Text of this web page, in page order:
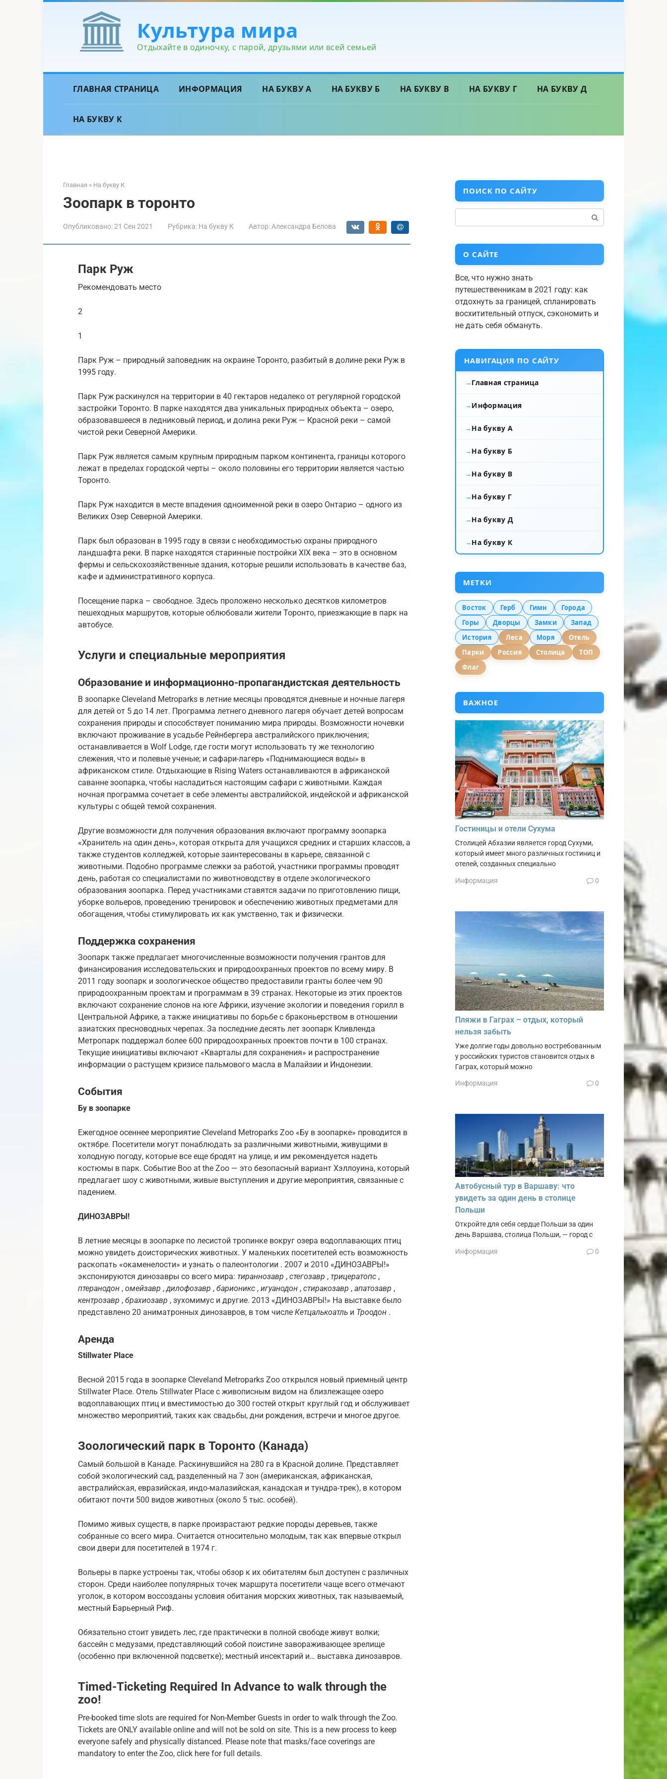
Культура мира
Отдыхайте в одиночку, с парой, друзьями или всей семьей
ГЛАВНАЯ СТРАНИЦА ИНФОРМАЦИЯ НА БУКВУ А НА БУКВУ Б НА БУКВУ В НА БУКВУ Г НА БУКВУ Д
НА БУКВУ К
Главная » На букву К
Зоопарк в торонто
Опубликовано:21 Сен 2021 Рубрика: На букву К Автор: Александра Белова
Парк Руж
Рекомендовать место
2
1
Парк Руж – природный заповедник на окраине Торонто, разбитый в долине реки Руж в
1995 году.
Парк Руж раскинулся на территории в 40 гектаров недалеко от регулярной городской
застройки Торонто. В парке находятся два уникальных природных объекта – озеро,
образовавшееся в ледниковый период, и долина реки Руж — Красной реки – самой
чистой реки Северной Америки.
Парк Руж является самым крупным природным парком континента, границы которого
лежат в пределах городской черты – около половины его территории является частью
Торонто.
Парк Руж находится в месте впадения одноименной реки в озеро Онтарио – одного из
Великих Озер Северной Америки.
Парк был образован в 1995 году в связи с необходимостью охраны природного
ландшафта реки. В парке находятся старинные постройки XIX века – это в основном
фермы и сельскохозяйственные здания, которые решили использовать в качестве баз,
кафе и административного корпуса.
Посещение парка – свободное. Здесь проложено несколько десятков километров
пешеходных маршрутов, которые облюбовали жители Торонто, приезжающие в парк на
автобусе.
Услуги и специальные мероприятия
Образование и информационно-пропагандистская деятельность
В зоопарке Cleveland Metroparks в летние месяцы проводятся дневные и ночные лагеря
для детей от 5 до 14 лет. Программа летнего дневного лагеря обучает детей вопросам
сохранения природы и способствует пониманию мира природы. Возможности ночевки
включают проживание в усадьбе Рейнбергера австралийского приключения;
останавливается в Wolf Lodge, где гости могут использовать ту же технологию
слежения, что и полевые ученые; и сафари-лагерь «Поднимающиеся воды» в
африканском стиле. Отдыхающие в Rising Waters останавливаются в африканской
саванне зоопарка, чтобы насладиться настоящим сафари с животными. Каждая
ночная программа сочетает в себе элементы австралийской, индейской и африканской
культуры с общей темой сохранения.
Другие возможности для получения образования включают программу зоопарка
«Хранитель на один день», которая открыта для учащихся средних и старших классов, а
также студентов колледжей, которые заинтересованы в карьере, связанной с
животными. Подобно программе слежки за работой, участники программы проводят
день, работая со специалистами по животноводству в отделе экологического
образования зоопарка. Перед участниками ставятся задачи по приготовлению пищи,
уборке вольеров, проведению тренировок и обеспечению животных предметами для
обогащения, чтобы стимулировать их как умственно, так и физически.
Поддержка сохранения
Зоопарк также предлагает многочисленные возможности получения грантов для
финансирования исследовательских и природоохранных проектов по всему миру. В
2011 году зоопарк и зоологическое общество предоставили гранты более чем 90
природоохранным проектам и программам в 39 странах. Некоторые из этих проектов
включают сохранение слонов на юге Африки, изучение экологии и поведения горилл в
Центральной Африке, а также инициативы по борьбе с браконьерством в отношении
азиатских пресноводных черепах. За последние десять лет зоопарк Кливленда
Метропарк поддержал более 600 природоохранных проектов почти в 100 странах.
Текущие инициативы включают «Кварталы для сохранения» и распространение
информации о растущем кризисе пальмового масла в Малайзии и Индонезии.
События
Бу в зоопарке
Ежегодное осеннее мероприятие Cleveland Metroparks Zoo «Бу в зоопарке» проводится в
октябре. Посетители могут понаблюдать за различными животными, живущими в
холодную погоду, которые все еще бродят на улице, и им рекомендуется надеть
костюмы в парк. Событие Boo at the Zoo — это безопасный вариант Хэллоуина, который
предлагает шоу с животными, живые выступления и другие мероприятия, связанные с
падением.
ДИНОЗАВРЫ!
В летние месяцы в зоопарке по лесистой тропинке вокруг озера водоплавающих птиц
можно увидеть доисторических животных. У маленьких посетителей есть возможность
раскопать «окаменелости» и узнать о палеонтологии . 2007 и 2010 «ДИНОЗАВРЫ!»
экспонируются динозавры со всего мира: тираннозавр , стегозавр , трицератопс ,
птеранодон , омейзавр , дилофозавр , барионикс , игуанодон , стиракозавр , апатозавр ,
кентрозавр , брахиозавр , зухомимус и другие. 2013 «ДИНОЗАВРЫ!» На выставке было
представлено 20 аниматронных динозавров, в том числе Кетцалькоатль и Троодон .
Аренда
Stillwater Place
Весной 2015 года в зоопарке Cleveland Metroparks Zoo открылся новый приемный центр
Stillwater Place. Отель Stillwater Place с живописным видом на близлежащее озеро
водоплавающих птиц и вместимостью до 300 гостей открыт круглый год и обслуживает
множество мероприятий, таких как свадьбы, дни рождения, встречи и многое другое.
Зоологический парк в Торонто (Канада)
Самый большой в Канаде. Раскинувшийся на 280 га в Красной долине. Представляет
собой экологический сад, разделенный на 7 зон (американская, африканская,
австралийская, евразийская, индо-малазийская, канадская и тундра-трек), в котором
обитают почти 500 видов животных (около 5 тыс. особей).
Помимо живых существ, в парке произрастают редкие породы деревьев, также
собранные со всего мира. Считается относительно молодым, так как впервые открыл
свои двери для посетителей в 1974 г.
Вольеры в парке устроены так, чтобы обзор к их обитателям был доступен с различных
сторон. Среди наиболее популярных точек маршрута посетители чаще всего отмечают
уголок, в котором воссозданы условия обитания морских животных, так называемый,
местный Барьерный Риф.
Обязательно стоит увидеть лес, где практически в полной свободе живут волки;
бассейн с медузами, представляющий собой поистине завораживающее зрелище
(особенно при включенной подсветке); местный инсектарий и… выставка динозавров.
Timed-Ticketing Required In Advance to walk through the
zoo!
Pre-booked time slots are required for Non-Member Guests in order to walk through the Zoo.
Tickets are ONLY available online and will not be sold on site. This is a new process to keep
everyone safely and physically distanced. Please note that masks/face coverings are
mandatory to enter the Zoo, click here for full details.
ПОИСК ПО САЙТУ
О САЙТЕ
Все, что нужно знать
путешественникам в 2021 году: как
отдохнуть за границей, спланировать
восхитительный отпуск, сэкономить и
не дать себя обмануть.
НАВИГАЦИЯ ПО САЙТУ
Главная страница
Информация
На букву А
На букву Б
На букву В
На букву Г
На букву Д
На букву К
МЕТКИ
Восток Герб Гимн
Города
Горы
Дворцы Замки
Запад
История
Леса Моря
Отель
Парки
Россия Столица
ТОП
Флаг
ВАЖНОЕ
Гостиницы и отели Сухума
Столицей Абхазии является город Сухуми,
который имеет много различных гостиниц и
отелей, созданных специально
Информация 0
Пляжи в Гаграх – отдых, который
нельзя забыть
Уже долгие годы довольно востребованным
у российских туристов становится отдых в
Гаграх, который можно
Информация 0
Автобусный тур в Варшаву: что
увидеть за один день в столице
Польши
Откройте для себя сердце Польши за один
день Варшава, столица Польши, — город с
Информация 0